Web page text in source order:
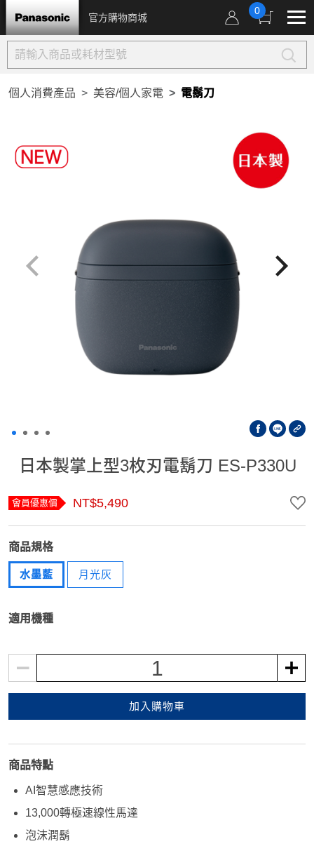
官方購物商城
0
個人消費產品 美容/個人家電 電鬍刀
日本製掌上型3枚刃電鬍刀 ES-P330U
會員優惠價 NT$5,490
商品規格
水墨藍 月光灰
適用機種
1
加入購物車
商品特點
AI智慧感應技術
13,000轉極速線性馬達
泡沫潤鬍